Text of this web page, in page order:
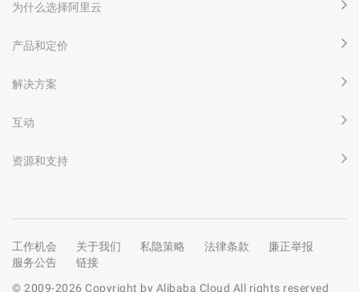
为什么选择阿里云
产品和定价
解决方案
互动
资源和支持
工作机会 关于我们 私隐策略 法律条款
廉正举报
服务公告
链接
© 2009-2026 Copyright by Alibaba Cloud All rights reserved